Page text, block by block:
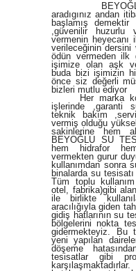
BEYOĞLU SU
aradıgınız andan
başlamış
,güvenilir
vermenin heyecаnı
verileceğinin dersini
ödün vermeden ilk
işimize olan aşk
buda bizi işimizin
önce siz değerli
bizleri mutlu ediyor
Her marka
işlerinde ,garanti
teknik bakım
vermiş olduğu
sakinlerine hem
BEYOĞLU SU
hem hidrafor
vermekten gurur
kullanımdan sonra
binalarda su
Tüm toplu
otel, fabrika)gibi
ile birlikte
aracılığıyla giden
gidiş hatlarının su
bölgelerini nokta
gidermekteyiz. Bu
yeni yapılan
döşeme
tesisatlar gibi